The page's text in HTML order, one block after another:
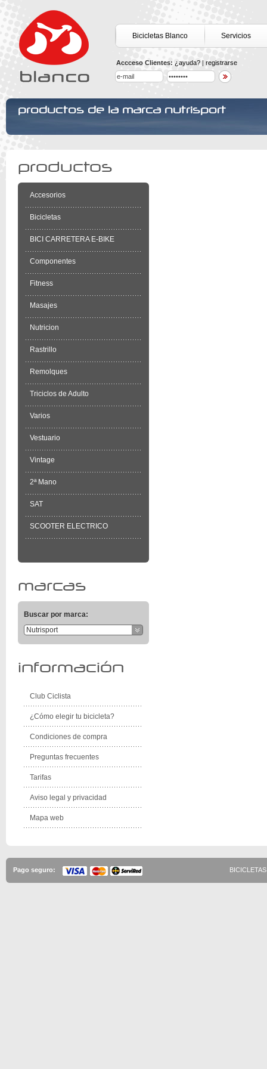
Bicicletas Blanco Servicios
Accceso Clientes: ¿ayuda? | registrarse
productos de la marca nutrisport
productos
Accesorios
Bicicletas
BICI CARRETERA E-BIKE
Componentes
Fitness
Masajes
Nutricion
Rastrillo
Remolques
Triciclos de Adulto
Varios
Vestuario
Vintage
2ª Mano
SAT
SCOOTER ELECTRICO
marcas
Buscar por marca:
Nutrisport
información
Club Ciclista
¿Cómo elegir tu bicicleta?
Condiciones de compra
Preguntas frecuentes
Tarifas
Aviso legal y privacidad
Mapa web
Pago seguro: